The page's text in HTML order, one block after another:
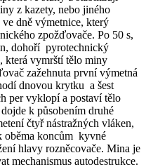
z kazety, nebo jiného
dně výmetnice, který
zpožďovače. Po 50 s,
dohoří pyrotechnický
která vymrští tělo miny
zažehnuta první výmetná
dnovou krytku a šest
per vyklopí a postaví tělo
k působením druhé
čtyř nástražných vláken,
oběma koncům kyvné
hlavy rozněcovače. Mina je
mechanismus autodestrukce.